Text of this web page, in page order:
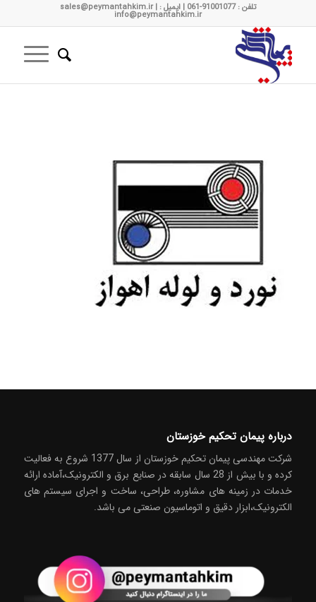
تلفن : 91001077-061 | ایمیل : sales@peymantahkim.ir |
info@peymantahkim.ir
درباره پیمان تحکیم خوزستان
شركت مهندسی پیمان تحکیم خوزستان از سال 1377 شروع به فعاليت
كرده و با بیش از 28 سال سابقه در صنايع برق و الکترونیک،آماده ارائه
خدمات در زمینه های مشاوره، طراحی، ساخت و اجرای سیستم های
الکترونیک،ابزار دقیق و اتوماسیون صنعتی می باشد.